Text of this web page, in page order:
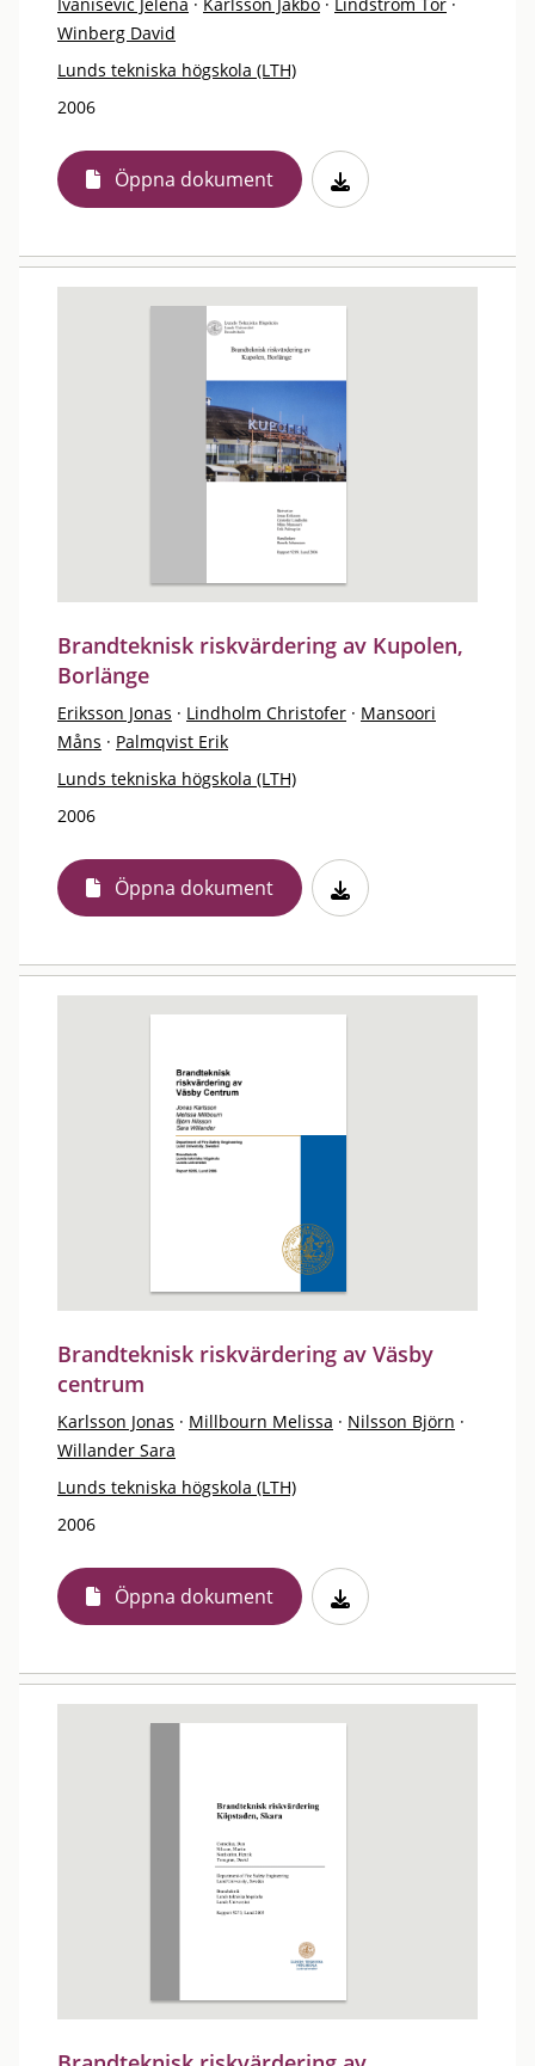
Winberg David
Lunds tekniska högskola (LTH)
2006
Öppna dokument
Brandteknisk riskvärdering av Kupolen,
Borlänge
Eriksson Jonas · Lindholm Christofer · Mansoori
Måns · Palmqvist Erik
Lunds tekniska högskola (LTH)
2006
Öppna dokument
Brandteknisk riskvärdering av Väsby
centrum
Karlsson Jonas · Millbourn Melissa · Nilsson Björn ·
Willander Sara
Lunds tekniska högskola (LTH)
2006
Öppna dokument